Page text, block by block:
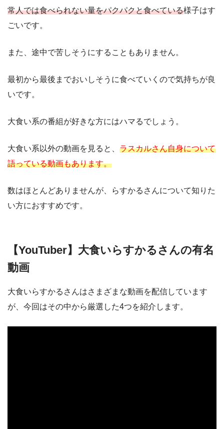
常人では食べられない量をパクパクと食べている様子はす
ごいです。
また、途中で苦しそうにすることもありません。
最初から最後までおいしそうに食べていくので気持ちが良
いです。
大食い系の番組が好きな方にはハマるでしょう。
大食い系以外の動画を見ると、 ラスカルさん自身について
語っている動画もあります。
数はほとんどありませんが、らすかるさんについて知りた
い方におすすめです。
【YouTuber】大食いらすかるさんの有名
動画
大食いらすかるさんはさまざまな動画を配信しています
が、今回はその中から厳選した4つを紹介します。